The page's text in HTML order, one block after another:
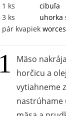
1 ks
cibuľa
3 ks
uhorka
pár kvapiek
Mäso
horčicu a
vytiahneme
nastrúhame